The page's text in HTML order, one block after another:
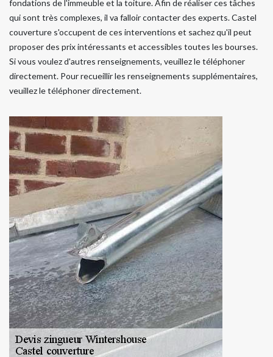
fondations de l'immeuble et la toiture. Afin de réaliser ces tâches
qui sont très complexes, il va falloir contacter des experts. Castel
couverture s'occupent de ces interventions et sachez qu'il peut
proposer des prix intéressants et accessibles toutes les bourses.
Si vous voulez d'autres renseignements, veuillez le téléphoner
directement. Pour recueillir les renseignements supplémentaires,
veuillez le téléphoner directement.